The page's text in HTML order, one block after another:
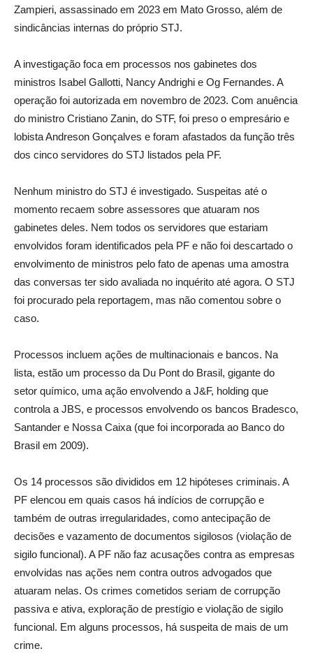
Zampieri, assassinado em 2023 em Mato Grosso, além de
sindicâncias internas do próprio STJ.
A investigação foca em processos nos gabinetes dos
ministros Isabel Gallotti, Nancy Andrighi e Og Fernandes. A
operação foi autorizada em novembro de 2023. Com anuência
do ministro Cristiano Zanin, do STF, foi preso o empresário e
lobista Andreson Gonçalves e foram afastados da função três
dos cinco servidores do STJ listados pela PF.
Nenhum ministro do STJ é investigado. Suspeitas até o
momento recaem sobre assessores que atuaram nos
gabinetes deles. Nem todos os servidores que estariam
envolvidos foram identificados pela PF e não foi descartado o
envolvimento de ministros pelo fato de apenas uma amostra
das conversas ter sido avaliada no inquérito até agora. O STJ
foi procurado pela reportagem, mas não comentou sobre o
caso.
Processos incluem ações de multinacionais e bancos. Na
lista, estão um processo da Du Pont do Brasil, gigante do
setor químico, uma ação envolvendo a J&F, holding que
controla a JBS, e processos envolvendo os bancos Bradesco,
Santander e Nossa Caixa (que foi incorporada ao Banco do
Brasil em 2009).
Os 14 processos são divididos em 12 hipóteses criminais. A
PF elencou em quais casos há indícios de corrupção e
também de outras irregularidades, como antecipação de
decisões e vazamento de documentos sigilosos (violação de
sigilo funcional). A PF não faz acusações contra as empresas
envolvidas nas ações nem contra outros advogados que
atuaram nelas. Os crimes cometidos seriam de corrupção
passiva e ativa, exploração de prestígio e violação de sigilo
funcional. Em alguns processos, há suspeita de mais de um
crime.